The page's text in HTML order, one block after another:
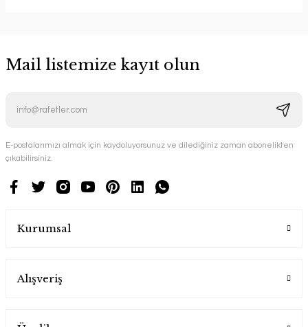
Mail listemize kayıt olun
E-postalarımızı almak için kaydoluyorsunuz ve dilediğiniz zaman abonelikten
çıkabilirsiniz.
Kurumsal
Alışveriş